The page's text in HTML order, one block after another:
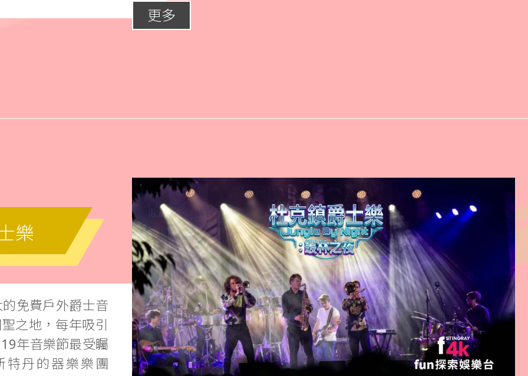
更多
樂
免費戶外爵士音
之地，每年吸引
年音樂節最受矚
特丹的器樂樂團